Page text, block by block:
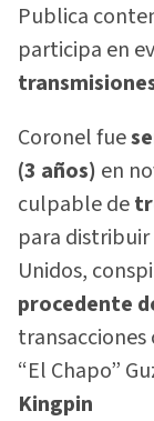
Publica
participa en
Coronel fue
(3 años) en
culpable de
para
Unidos,
procedente
transacciones
“El Chapo”
Kingpin